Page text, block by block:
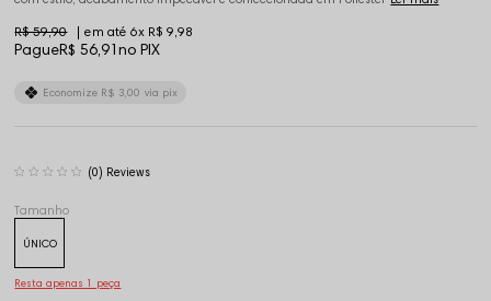
PagueR$ 56,91no PIX
R$ 59,90 6x R$ 9,98
Economize R$ 3,00 via pix
(0)
Tamanho
ÚNICO
Resta apenas 1 peça